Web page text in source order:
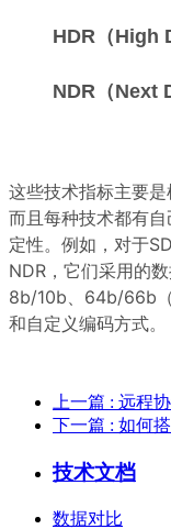
HDR（High
NDR（Next
这些技术指标主要
而且每种技术都有
定性。例如，对于
NDR，它们采用的
8b/10b、64b/66b（
和自定义编码方式。
上一篇 : 远程
下一篇 : 如何
技术文档
数据对比